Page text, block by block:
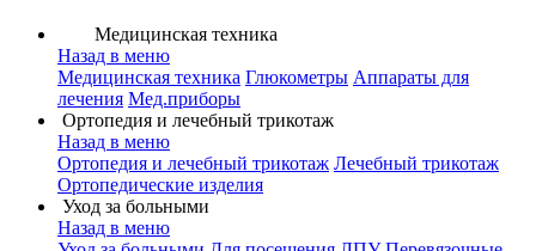
Медицинская техника
Назад в меню
Медицинская техника Глюкометры Аппараты для
лечения Мед.приборы
Ортопедия и лечебный трикотаж
Назад в меню
Ортопедия и лечебный трикотаж Лечебный трикотаж
Ортопедические изделия
Уход за больными
Назад в меню